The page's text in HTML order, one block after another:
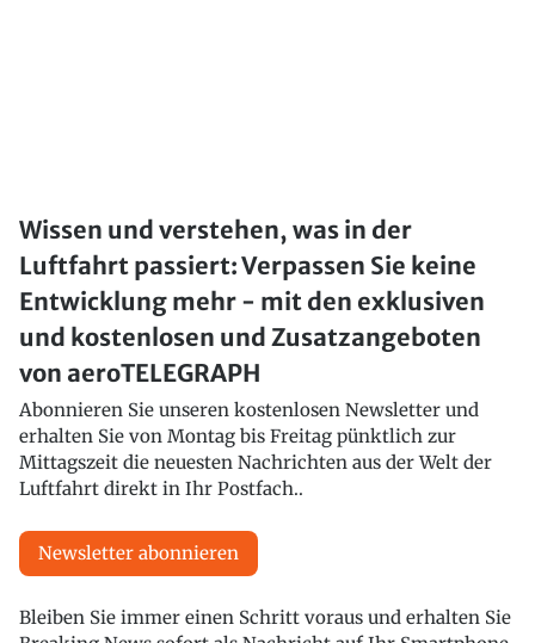
Wissen und verstehen, was in der
Luftfahrt passiert: Verpassen Sie keine
Entwicklung mehr - mit den exklusiven
und kostenlosen und Zusatzangeboten
von aeroTELEGRAPH
Abonnieren Sie unseren kostenlosen Newsletter und
erhalten Sie von Montag bis Freitag pünktlich zur
Mittagszeit die neuesten Nachrichten aus der Welt der
Luftfahrt direkt in Ihr Postfach..
Newsletter abonnieren
Bleiben Sie immer einen Schritt voraus und erhalten Sie